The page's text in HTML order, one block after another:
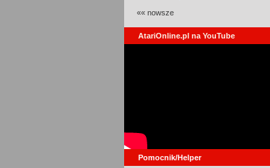
«« nowsze
AtariOnline.pl na YouTube
Pomocnik/Helper